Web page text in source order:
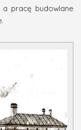
pracę budowlane